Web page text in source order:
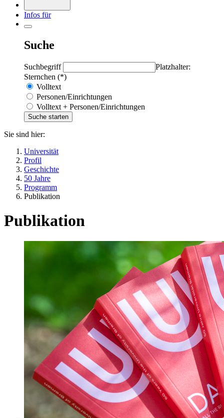
Infos für
Suche
Suchbegriff
Platzhalter:
Sternchen (*)
Volltext
Personen/Einrichtungen
Volltext + Personen/Einrichtungen
Sie sind hier:
Universität
Profil
Geschichte
50 Jahre
Programm
Publikation
Publikation